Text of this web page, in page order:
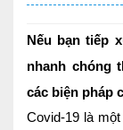
Nếu bạn tiếp
nhanh chóng
các biện pháp
Covid-19 là